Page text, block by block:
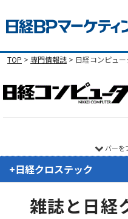
TOP > 専門情報誌 > 日経コンピュー
バーを
+日経クロステック
雑誌と日経